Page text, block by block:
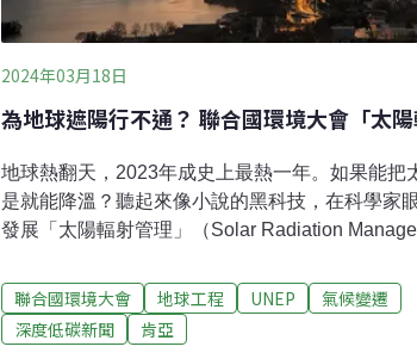
2024年03月18日
為地球遮陽行不通？ 聯合國環境大會「太
地球熱翻天，2023年成史上最熱一年。如果能把
是就能降溫？聽起來像小說的黑科技，在科學家
發展「太陽輻射管理」（Solar Radiation
年的聯合國環境大會（UNEA-6）中，SRM的提
撤回，但擁護者仍相信，加強科學對話可爭取到
太陽熱能今年聯合國環境大會於2月26日至3月1
聯合國環境大會 地球工程 UNEP
氣候變遷
深度低碳新聞
肯亞